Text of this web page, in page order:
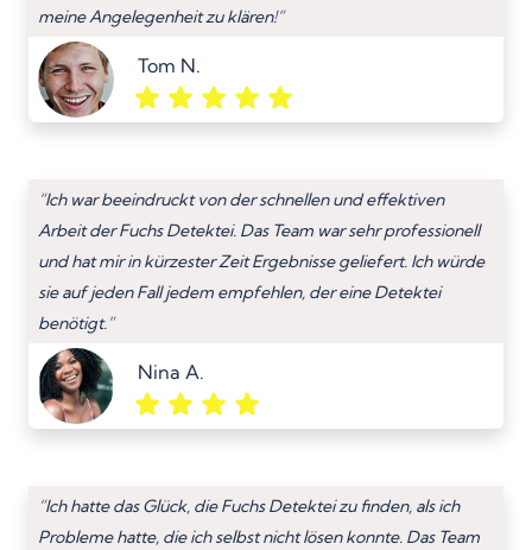
meine Angelegenheit zu klären!”
Tom N.
“Ich war beeindruckt von der schnellen und effektiven
Arbeit der Fuchs Detektei. Das Team war sehr professionell
und hat mir in kürzester Zeit Ergebnisse geliefert. Ich würde
sie auf jeden Fall jedem empfehlen, der eine Detektei
benötigt.”
Nina A.
“Ich hatte das Glück, die Fuchs Detektei zu finden, als ich
Probleme hatte, die ich selbst nicht lösen konnte. Das Team